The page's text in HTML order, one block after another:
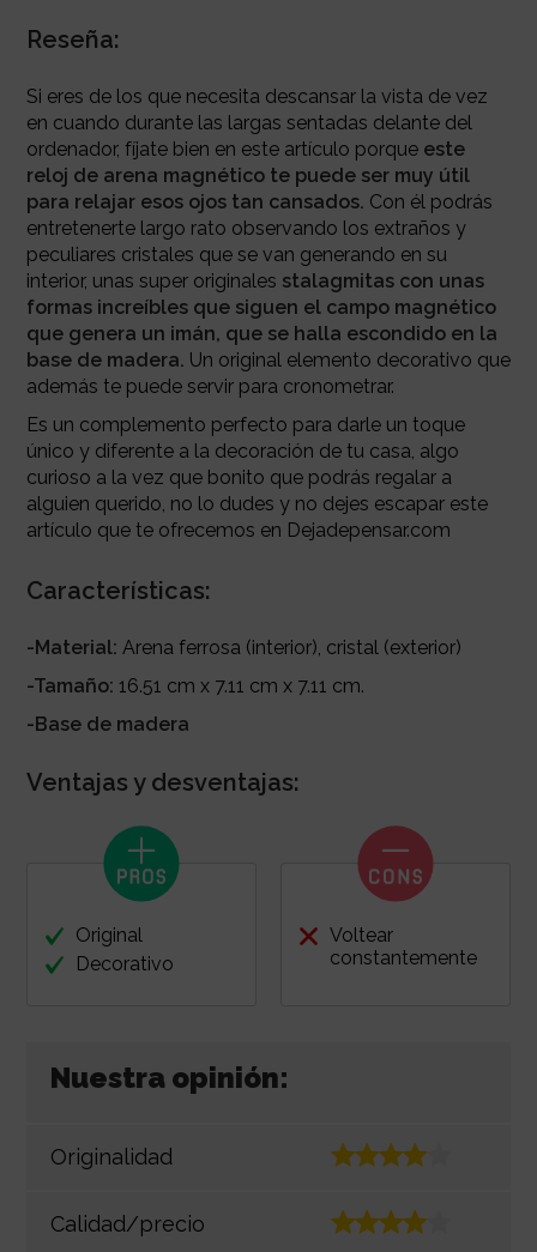
Reseña:
Si eres de los que necesita descansar la vista de vez
en cuando durante las largas sentadas delante del
ordenador, fíjate bien en este artículo porqueeste
reloj de arena magnético te puede ser muy útil
para relajar esos ojos tan cansados. Con él podrás
entretenerte largo rato observando los extraños y
peculiares cristales que se van generando en su
interior, unas super originales stalagmitas con unas
formas increíbles que siguen el campo magnético
que genera un imán, que se halla escondido en la
base de madera. Un original elemento decorativo que
además te puede servir para cronometrar.
Es un complemento perfecto para darle un toque
único y diferente a la decoración de tu casa, algo
curioso a la vez que bonito que podrás regalar a
alguien querido, no lo dudes y no dejes escapar este
artículo que te ofrecemos en Dejadepensar.com
Características:
-Material: Arena ferrosa (interior), cristal (exterior)
-Tamaño: 16.51 cm x 7.11 cm x 7.11 cm.
-Base de madera
Ventajas y desventajas:
Original
Decorativo
Voltear
constantemente
Nuestra opinión:
Originalidad
Calidad/precio